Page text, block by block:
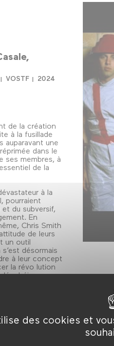
des cookies et
VOSTF
2024
de la création
à la fusillade
auparavant une
dans le
ses membres, à
de la
à la
pourraient
du subversif,
En
Chris Smith
de leurs
un outil
désormais
à leur concept
la révo lution
Chris